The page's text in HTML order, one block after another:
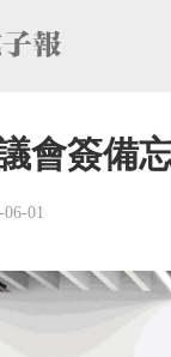
會簽備
06-01